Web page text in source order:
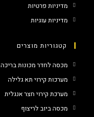
מדיניות פרטיות
מדיניות עוגיות
קטגוריות מוצרים
מכסה לחדר מכונות בריכה
מערכות קירוי תא גלילה
מערכת קירוי חצר אנגלית
מכסה ביוב לריצוף